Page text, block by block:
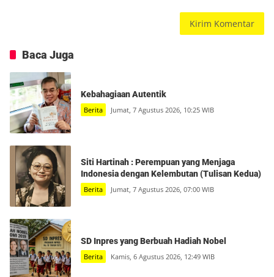
Baca Juga
Kebahagiaan Autentik
Berita Jumat, 7 Agustus 2026, 10:25 WIB
Siti Hartinah : Perempuan yang Menjaga
Indonesia dengan Kelembutan (Tulisan Kedua)
Berita Jumat, 7 Agustus 2026, 07:00 WIB
SD Inpres yang Berbuah Hadiah Nobel
Berita Kamis, 6 Agustus 2026, 12:49 WIB